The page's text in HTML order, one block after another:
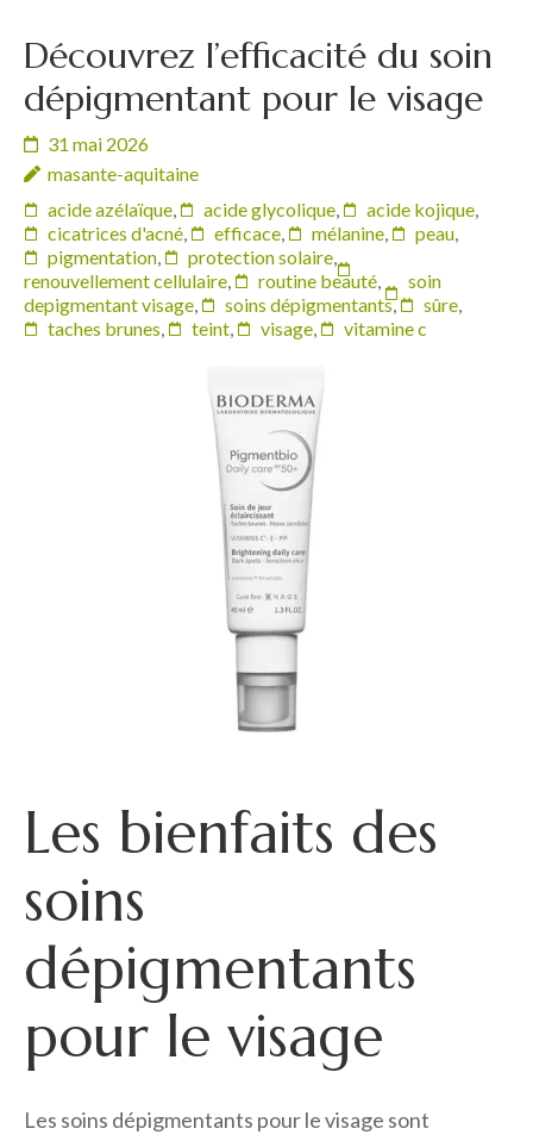
Découvrez l’efficacité du soin
dépigmentant pour le visage
31 mai 2026
masante-aquitaine
acide azélaïque, acide glycolique, acide kojique,
cicatrices d'acné, efficace, mélanine, peau,
pigmentation, protection solaire,
renouvellement cellulaire, routine beauté,
soin
depigmentant visage, soins dépigmentants, sûre,
taches brunes, teint, visage, vitamine c
Les bienfaits des
soins
dépigmentants
pour le visage
Les soins dépigmentants pour le visage sont